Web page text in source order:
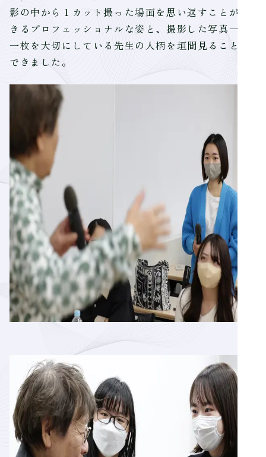
影の中から１カット撮った場面を思い返すことがで
きるプロフェッショナルな姿と、撮影した写真一枚
一枚を大切にしている先生の人柄を垣間見ることが
できました。